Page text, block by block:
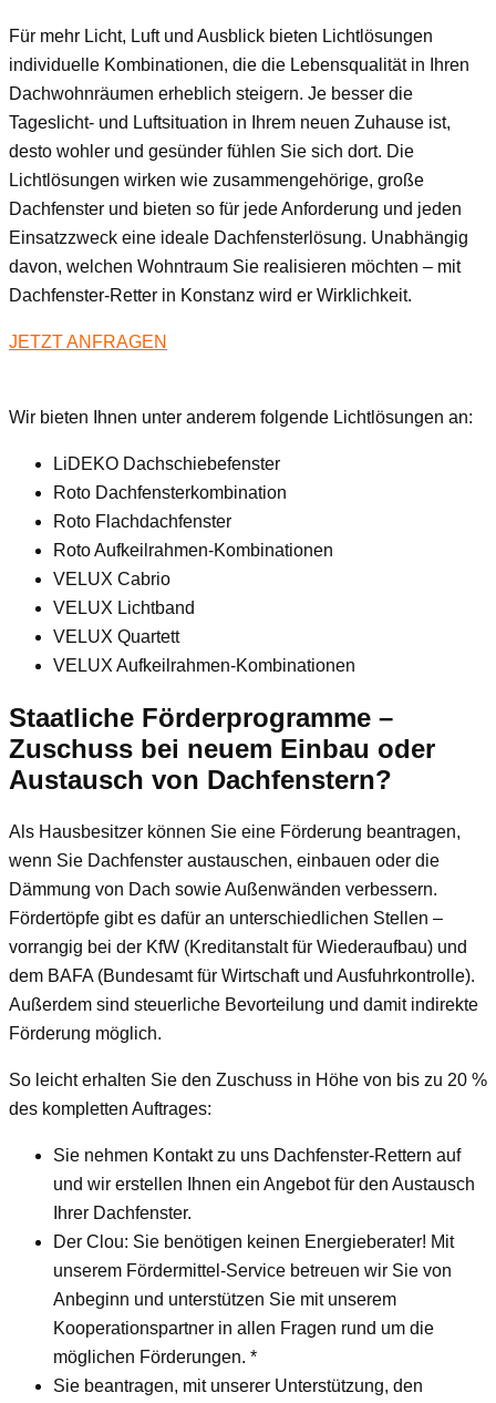
Für mehr Licht, Luft und Ausblick bieten Lichtlösungen
individuelle Kombinationen, die die Lebensqualität in Ihren
Dachwohnräumen erheblich steigern. Je besser die
Tageslicht- und Luftsituation in Ihrem neuen Zuhause ist,
desto wohler und gesünder fühlen Sie sich dort. Die
Lichtlösungen wirken wie zusammengehörige, große
Dachfenster und bieten so für jede Anforderung und jeden
Einsatzzweck eine ideale Dachfensterlösung. Unabhängig
davon, welchen Wohntraum Sie realisieren möchten – mit
Dachfenster-Retter in Konstanz wird er Wirklichkeit.
JETZT ANFRAGEN
Wir bieten Ihnen unter anderem folgende Lichtlösungen an:
LiDEKO Dachschiebefenster
Roto Dachfensterkombination
Roto Flachdachfenster
Roto Aufkeilrahmen-Kombinationen
VELUX Cabrio
VELUX Lichtband
VELUX Quartett
VELUX Aufkeilrahmen-Kombinationen
Staatliche Förderprogramme –
Zuschuss bei neuem Einbau oder
Austausch von Dachfenstern?
Als Hausbesitzer können Sie eine Förderung beantragen,
wenn Sie Dachfenster austauschen, einbauen oder die
Dämmung von Dach sowie Außenwänden verbessern.
Fördertöpfe gibt es dafür an unterschiedlichen Stellen –
vorrangig bei der KfW (Kreditanstalt für Wiederaufbau) und
dem BAFA (Bundesamt für Wirtschaft und Ausfuhrkontrolle).
Außerdem sind steuerliche Bevorteilung und damit indirekte
Förderung möglich.
So leicht erhalten Sie den Zuschuss in Höhe von bis zu 20 %
des kompletten Auftrages:
Sie nehmen Kontakt zu uns Dachfenster-Rettern auf
und wir erstellen Ihnen ein Angebot für den Austausch
Ihrer Dachfenster.
Der Clou: Sie benötigen keinen Energieberater! Mit
unserem Fördermittel-Service betreuen wir Sie von
Anbeginn und unterstützen Sie mit unserem
Kooperationspartner in allen Fragen rund um die
möglichen Förderungen. *
Sie beantragen, mit unserer Unterstützung, den